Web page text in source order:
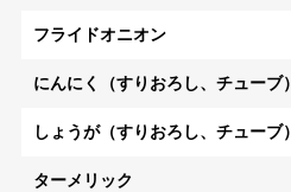
フライドオニオン
にんにく（すりおろし、チューブ）
しょうが（すりおろし、チューブ）
ターメリック